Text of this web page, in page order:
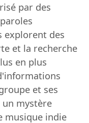
par des
explorent des
et la recherche
en plus
et ses
mystère
musique indie